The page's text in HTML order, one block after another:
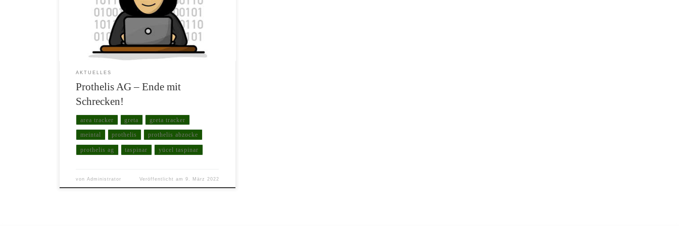
mit Sitz in Düsseldorf. Trotz der vollmundigen
Versprechungen des Vorstandes Yücel Taspinar und der
vielen bunten Werbemails, in denen damals von
unglaublich profitablen Aufträgen, die […]
AKTUELLES
Prothelis AG – Ende mit
Schrecken!
area tracker greta greta tracker
meintal prothelis prothelis abzocke
prothelis ag taspinar yücel taspinar
vonAdministrator Veröffentlicht am 9. März 2022